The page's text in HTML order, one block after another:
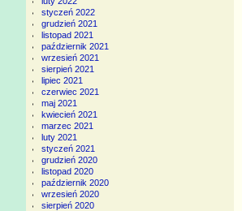
styczeń 2022
grudzień 2021
listopad 2021
październik 2021
wrzesień 2021
sierpień 2021
lipiec 2021
czerwiec 2021
maj 2021
kwiecień 2021
marzec 2021
luty 2021
styczeń 2021
grudzień 2020
listopad 2020
październik 2020
wrzesień 2020
sierpień 2020